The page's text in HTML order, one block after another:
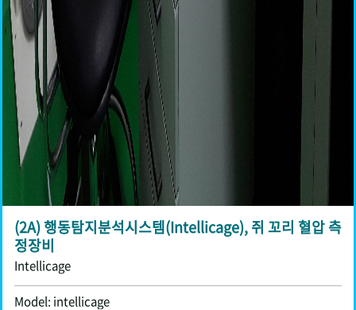
(2A) 행동탐지분석시스템(Intellicage), 쥐 꼬리 혈압 측
정장비
Intellicage
Model: intellicage